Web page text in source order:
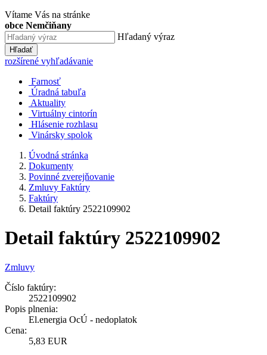
Vítame Vás na stránke
obce Nemčiňany
Hľadaný výraz
Hľadať
rozšírené vyhľadávanie
Farnosť
Úradná tabuľa
Aktuality
Virtuálny cintorín
Hlásenie rozhlasu
Vinársky spolok
Úvodná stránka
Dokumenty
Povinné zverejňovanie
Zmluvy Faktúry
Faktúry
Detail faktúry 2522109902
Detail faktúry 2522109902
Zmluvy
Číslo faktúry:
2522109902
Popis plnenia:
El.energia OcÚ - nedoplatok
Cena:
5,83 EUR